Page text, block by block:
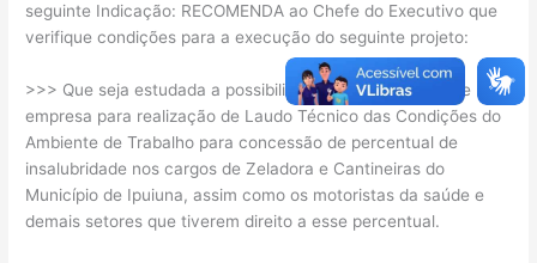
seguinte Indicação: RECOMENDA ao Chefe do Executivo que
verifique condições para a execução do seguinte projeto:
>>> Que seja estudada a possibilidade de contratação de uma
empresa para realização de Laudo Técnico das Condições do
Ambiente de Trabalho para concessão de percentual de
insalubridade nos cargos de Zeladora e Cantineiras do
Município de Ipuiuna, assim como os motoristas da saúde e
demais setores que tiverem direito a esse percentual.